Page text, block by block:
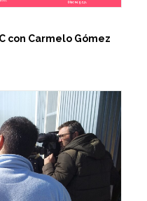
con Carmelo Gómez